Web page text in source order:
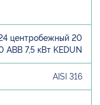
центробежный 20
7,5 кВт KEDUN
AISI 316